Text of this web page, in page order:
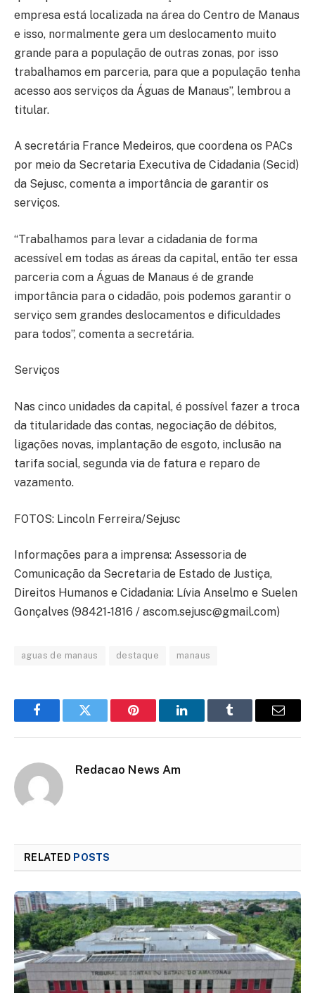
empresa está localizada na área do Centro de Manaus
e isso, normalmente gera um deslocamento muito
grande para a população de outras zonas, por isso
trabalhamos em parceria, para que a população tenha
acesso aos serviços da Águas de Manaus”, lembrou a
titular.
A secretária France Medeiros, que coordena os PACs
por meio da Secretaria Executiva de Cidadania (Secid)
da Sejusc, comenta a importância de garantir os
serviços.
“Trabalhamos para levar a cidadania de forma
acessível em todas as áreas da capital, então ter essa
parceria com a Águas de Manaus é de grande
importância para o cidadão, pois podemos garantir o
serviço sem grandes deslocamentos e dificuldades
para todos”, comenta a secretária.
Serviços
Nas cinco unidades da capital, é possível fazer a troca
da titularidade das contas, negociação de débitos,
ligações novas, implantação de esgoto, inclusão na
tarifa social, segunda via de fatura e reparo de
vazamento.
FOTOS: Lincoln Ferreira/Sejusc
Informações para a imprensa: Assessoria de
Comunicação da Secretaria de Estado de Justiça,
Direitos Humanos e Cidadania: Lívia Anselmo e Suelen
Gonçalves (98421-1816 / ascom.sejusc@gmail.com)
aguas de manaus destaque manaus
FacebookTwitter Pinterest LinkedInTumblr Email
Redacao News Am
RELATED POSTS